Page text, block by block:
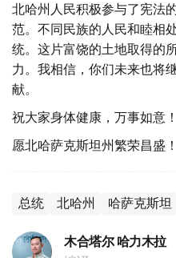
北哈州人民积极参与了宪法
范。不同民族的人民和睦相
统。这片富饶的土地取得的
力。我相信，你们未来也将
献。
祝大家身体健康，万事如意！
愿北哈萨克斯坦州繁荣昌盛！
总统 北哈州 哈萨克斯坦
木合塔尔 哈力木拉